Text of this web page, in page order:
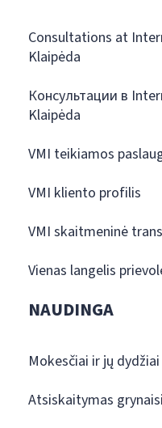
Consultations at
Klaipėda
Консультации в
Klaipėda
VMI teikiamos
VMI kliento profilis
VMI skaitmeninė
Vienas langelis
NAUDINGA
Mokesčiai ir jų dydžiai
Atsiskaitymas